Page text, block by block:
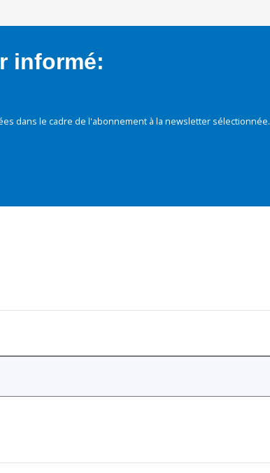
informé:
dans le cadre de l'abonnement à la newsletter sélectionnée.